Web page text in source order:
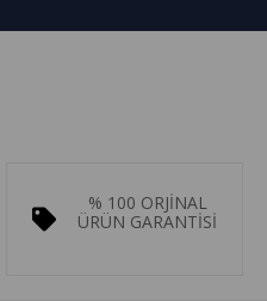
% 100 ORJİNAL
ÜRÜN GARANTİSİ